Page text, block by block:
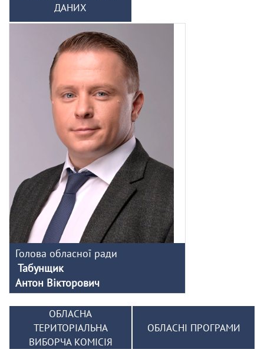
ДАНИХ
Голова обласної ради
Табунщик
Антон Вікторович
ОБЛАСНА
ТЕРИТОРІАЛЬНА
ВИБОРЧА КОМІСІЯ
ОБЛАСНІ ПРОГРАМИ